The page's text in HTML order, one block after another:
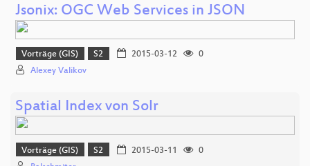
Jsonix: OGC Web Services in JSON
Vorträge (GIS) S2 2015-03-12
0
Alexey Valikov
Spatial Index von Solr
Vorträge (GIS) S2 2015-03-11
0